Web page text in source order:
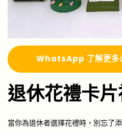
WhatsApp 了解更多
退休花禮卡
當你為退休者選擇花禮時，別忘了